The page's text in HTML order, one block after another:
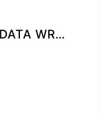
CREATE FOREIGN DATA WRAPPER